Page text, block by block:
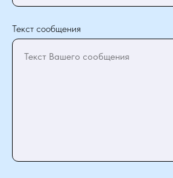
Текст сообщения
Текст Вашего сообщения